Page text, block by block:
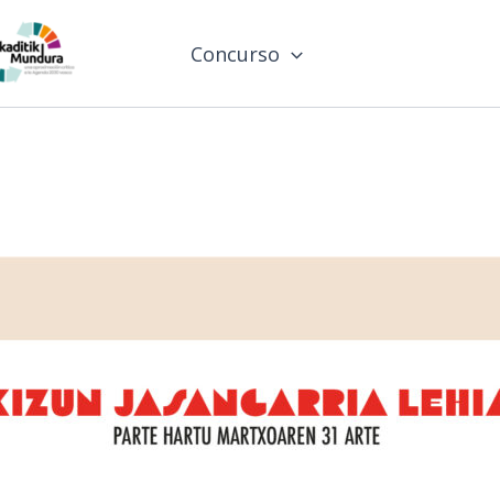
Concurso